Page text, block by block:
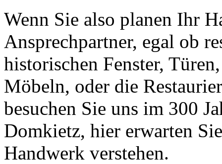
Wenn Sie also planen Ihr
Ansprechpartner, egal ob
historischen Fenster,
Möbeln, oder die
besuchen Sie uns im 300
Domkietz, hier erwarten
Handwerk verstehen.